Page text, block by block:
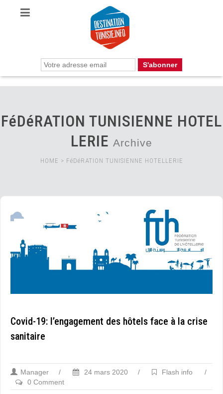
FéDéRATION TUNISIENNE HOTEL
LERIE Archive
HOME > FéDéRATION TUNISIENNE HOTELLERIE
Covid-19: l’engagement des hôtels face à la crise
sanitaire
Manager / 24 mars 2020 / Flash info
/
0 Comment